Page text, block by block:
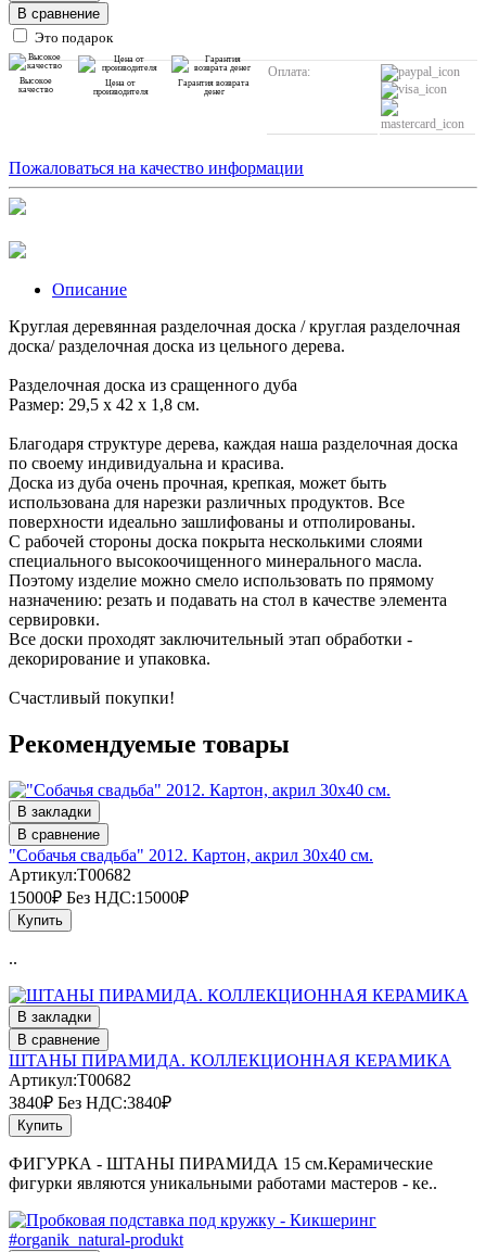
В сравнение
Это подарок
Высокое
качество
Цена от
производителя
Гарантия возврата
денег
Оплата:
Пожаловаться на качество информации
Описание
Круглая деревянная разделочная доска / круглая разделочная
доска/ разделочная доска из цельного дерева.
Разделочная доска из сращенного дуба
Размер: 29,5 х 42 х 1,8 см.
Благодаря структуре дерева, каждая наша разделочная доска
по своему индивидуальна и красива.
Доска из дуба очень прочная, крепкая, может быть
использована для нарезки различных продуктов. Все
поверхности идеально зашлифованы и отполированы.
С рабочей стороны доска покрыта несколькими слоями
специального высокоочищенного минерального масла.
Поэтому изделие можно смело использовать по прямому
назначению: резать и подавать на стол в качестве элемента
сервировки.
Все доски проходят заключительный этап обработки -
декорирование и упаковка.
Счастливый покупки!
Рекомендуемые товары
В закладки
В сравнение
"Собачья свадьба" 2012. Картон, акрил 30х40 см.
Артикул:T00682
15000₽ Без НДС:15000₽
Купить
..
В закладки
В сравнение
ШТАНЫ ПИРАМИДА. КОЛЛЕКЦИОННАЯ КЕРАМИКА
Артикул:T00682
3840₽ Без НДС:3840₽
Купить
ФИГУРКА - ШТАНЫ ПИРАМИДА 15 см.Керамические
фигурки являются уникальными работами мастеров - ке..